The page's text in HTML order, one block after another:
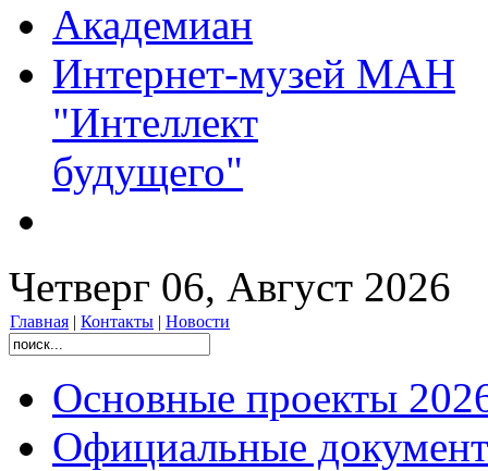
Академиан
Интернет-музей МАН
"Интеллект
будущего"
Четверг 06, Август 2026
Главная | Контакты | Новости
Основные проекты
Официальные